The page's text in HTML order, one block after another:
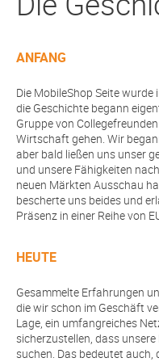
ANFANG
Die MobileShop Seite
die Geschichte begann
Gruppe von
Wirtschaft gehen. Wir
aber bald ließen uns unser
und unsere Fähigkeiten
neuen Märkten Ausschau
bescherte uns beides und
Präsenz in einer Reihe von
HEUTE
Gesammelte Erfahrungen
die wir schon im Geschäft
Lage, ein umfangreiches
sicherzustellen, dass
suchen. Das bedeutet auch,